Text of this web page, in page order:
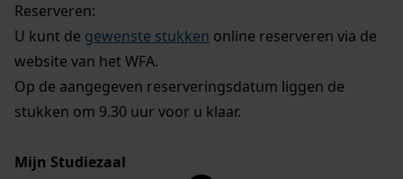
Reserveren:
U kunt de gewenste stukken online reserveren via de
website van het WFA.
Op de aangegeven reserveringsdatum liggen de
stukken om 9.30 uur voor u klaar.
Mijn Studiezaal